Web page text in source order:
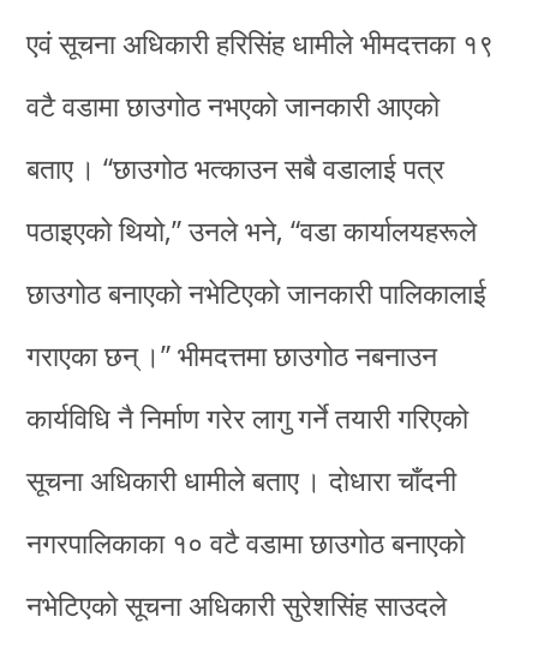
एवं सूचना अधिकारी हरिसिंह धामीले भीमदत्तका १९
वटै वडामा छाउगोठ नभएको जानकारी आएको
बताए । “छाउगोठ भत्काउन सबै वडालाई पत्र
पठाइएको थियो,” उनले भने, “वडा कार्यालयहरूले
छाउगोठ बनाएको नभेटिएको जानकारी पालिकालाई
गराएका छन् ।” भीमदत्तमा छाउगोठ नबनाउन
कार्यविधि नै निर्माण गरेर लागु गर्ने तयारी गरिएको
सूचना अधिकारी धामीले बताए । दोधारा चाँदनी
नगरपालिकाका १० वटै वडामा छाउगोठ बनाएको
नभेटिएको सूचना अधिकारी सुरेशसिंह साउदले